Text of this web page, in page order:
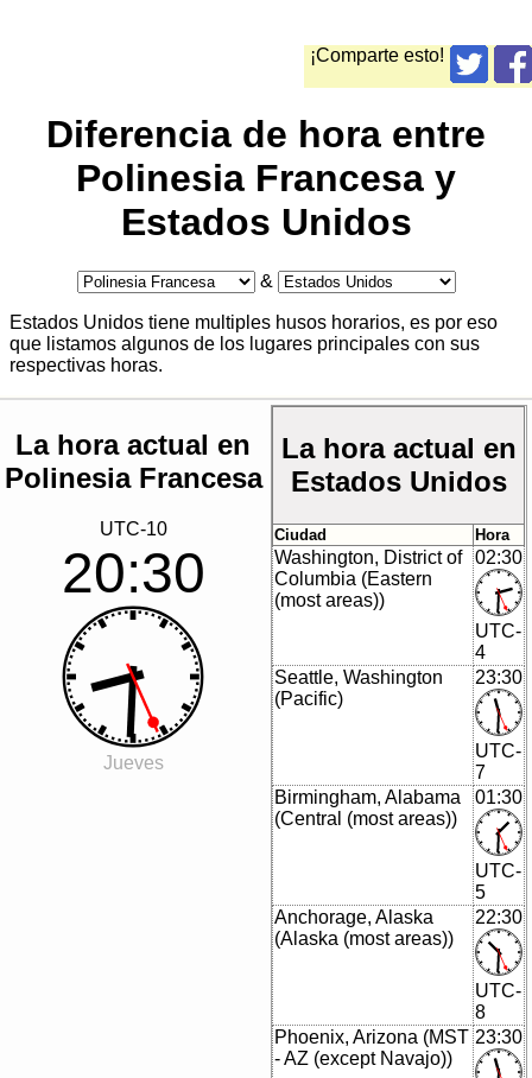
¡Comparte esto!
Diferencia de hora entre
Polinesia Francesa y
Estados Unidos
&
Estados Unidos tiene multiples husos horarios, es por eso
que listamos algunos de los lugares principales con sus
respectivas horas.
La hora actual en
Polinesia Francesa
UTC-10
20:30
Jueves
La hora actual en
Estados Unidos
Ciudad Hora
Washington, District of
Columbia (Eastern
(most areas))
02:30
UTC-
4
Seattle, Washington
(Pacific)
23:30
UTC-
7
Birmingham, Alabama
(Central (most areas))
01:30
UTC-
5
Anchorage, Alaska
(Alaska (most areas))
22:30
UTC-
8
Phoenix, Arizona (MST
- AZ (except Navajo))
23:30